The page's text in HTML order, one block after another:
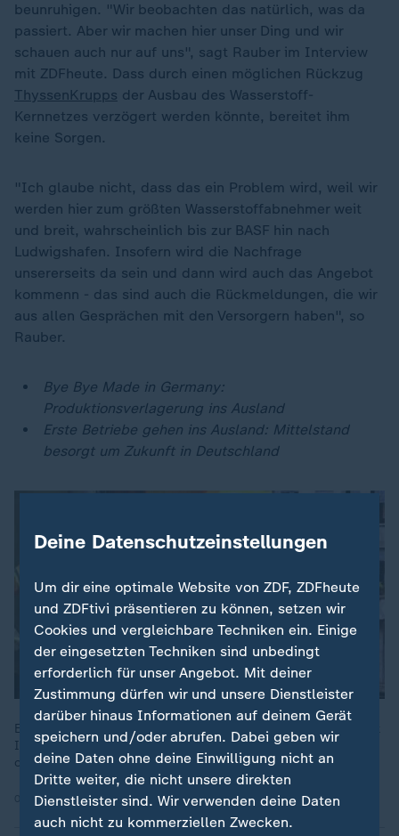
beunruhigen. "Wir beobachten das natürlich, was da
passiert. Aber wir machen hier unser Ding und wir
schauen auch nur auf uns", sagt Rauber im Interview
mit ZDFheute. Dass durch einen möglichen Rückzug
ThyssenKrupps der Ausbau des Wasserstoff-
Kernnetzes verzögert werden könnte, bereitet ihm
keine Sorgen.
"Ich glaube nicht, dass das ein Problem wird, weil wir
werden hier zum größten Wasserstoffabnehmer weit
und breit, wahrscheinlich bis zur BASF hin nach
Ludwigshafen. Insofern wird die Nachfrage
unsererseits da sein und dann wird auch das Angebot
kommenn - das sind auch die Rückmeldungen, die wir
aus allen Gesprächen mit den Versorgern haben", so
Rauber.
Bye Bye Made in Germany:
Produktionsverlagerung ins Ausland
Erste Betriebe gehen ins Ausland: Mittelstand
besorgt um Zukunft in Deutschland
Ein Autozulieferer kürzt ein Viertel der Jobs, der andere meldet
Insolvenz an. Stahlkonzerne schreiben rote Zahlen. Kein Tag
ohne Hiobsbotschaften. "Made in Germany" am Ende?
03.10.2024 | 53:39 min
Deine Datenschutzeinstellungen
Um dir eine optimale Website von ZDF, ZDFheute
und ZDFtivi präsentieren zu können, setzen wir
Cookies und vergleichbare Techniken ein. Einige
der eingesetzten Techniken sind unbedingt
erforderlich für unser Angebot. Mit deiner
Zustimmung dürfen wir und unsere Dienstleister
darüber hinaus Informationen auf deinem Gerät
speichern und/oder abrufen. Dabei geben wir
deine Daten ohne deine Einwilligung nicht an
Dritte weiter, die nicht unsere direkten
Dienstleister sind. Wir verwenden deine Daten
auch nicht zu kommerziellen Zwecken.